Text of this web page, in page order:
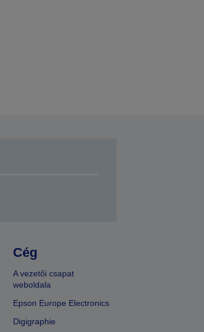
Cég
A vezetői csapat
weboldala
Epson Europe Electronics
Digigraphie